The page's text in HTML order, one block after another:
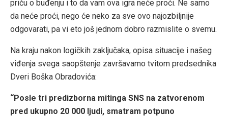
priču o buđenju i to da vam ova igra neće proći. Ne samo
da neće proći, nego će neko za sve ovo najozbiljnije
odgovarati, pa vi eto još jednom dobro razmislite o svemu.
Na kraju nakon logičkih zaključaka, opisa situacije i našeg
viđenja svega saopštenje završavamo tvitom predsednika
Dveri Boška Obradovića:
“Posle tri predizborna mitinga SNS na zatvorenom
pred ukupno 20 000 ljudi, smatram potpuno